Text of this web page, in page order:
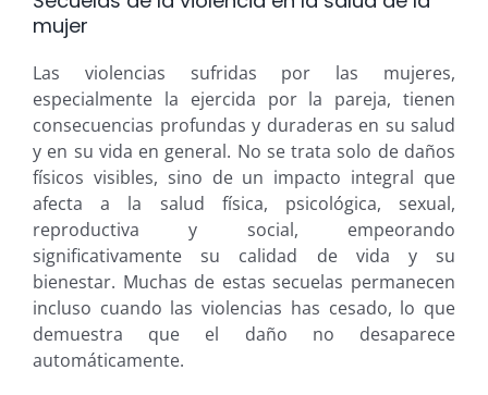
mujer
Las violencias sufridas por las mujeres,
especialmente la ejercida por la pareja, tienen
consecuencias profundas y duraderas en su salud
y en su vida en general. No se trata solo de daños
físicos visibles, sino de un impacto integral que
afecta a la salud física, psicológica, sexual,
reproductiva y social, empeorando
significativamente su calidad de vida y su
bienestar. Muchas de estas secuelas permanecen
incluso cuando las violencias has cesado, lo que
demuestra que el daño no desaparece
automáticamente.